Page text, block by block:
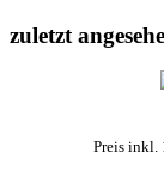
zuletzt
Preis inkl.